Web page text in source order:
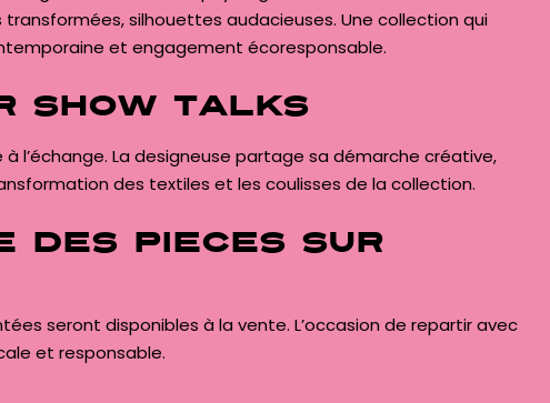
silhouettes audacieuses. Une collection qui
et engagement écoresponsable.
show talks
à l’échange. La designeuse partage sa démarche créative,
des textiles et les coulisses de la collection.
des pièces sur
seront disponibles à la vente. L’occasion de repartir avec
et responsable.